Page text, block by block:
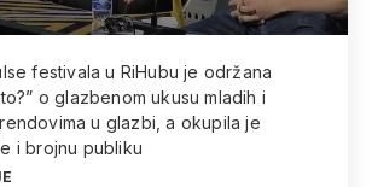
festivala u RiHubu je održana
o glazbenom ukusu mladih i
u glazbi, a okupila je
i brojnu publiku